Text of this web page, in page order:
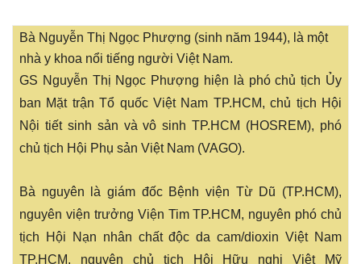
Bà Nguyễn Thị Ngọc Phượng (sinh năm 1944), là một
nhà y khoa nổi tiếng người Việt Nam.
GS Nguyễn Thị Ngọc Phượng hiện là phó chủ tịch Ủy
ban Mặt trận Tổ quốc Việt Nam TP.HCM, chủ tịch Hội
Nội tiết sinh sản và vô sinh TP.HCM (HOSREM), phó
chủ tịch Hội Phụ sản Việt Nam (VAGO).
Bà nguyên là giám đốc Bệnh viện Từ Dũ (TP.HCM),
nguyên viện trưởng Viện Tim TP.HCM, nguyên phó chủ
tịch Hội Nạn nhân chất độc da cam/dioxin Việt Nam
TP.HCM, nguyên chủ tịch Hội Hữu nghị Việt Mỹ